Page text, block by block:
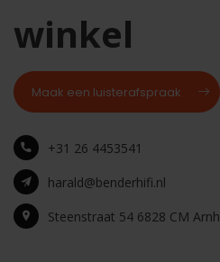
winkel
Maak een luisterafspraak
+31 26 4453541
harald@benderhifi.nl
Steenstraat 54 6828 CM